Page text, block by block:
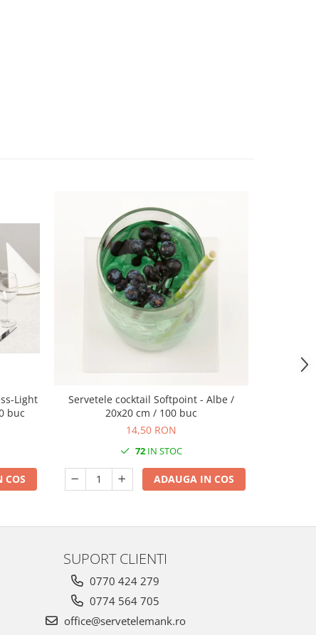
Light
buc
COS
Servetele cocktail Softpoint - Albe /
20x20 cm / 100 buc
14,50 RON
72 IN STOC
ADAUGA IN COS
SUPORT CLIENTI
0770 424 279
0774 564 705
office@servetelemank.ro